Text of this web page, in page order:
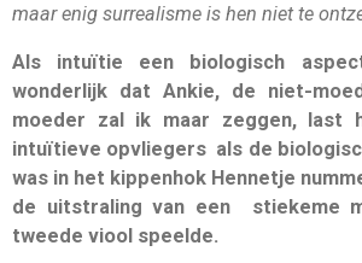
maar enig surrealisme is hen niet te
Als intuïtie een biologisch
wonderlijk dat Ankie, de niet-
moeder zal ik maar zeggen, last
intuïtieve opvliegers als de
was in het kippenhok Hennetje
de uitstraling van een stiekeme
tweede viool speelde.